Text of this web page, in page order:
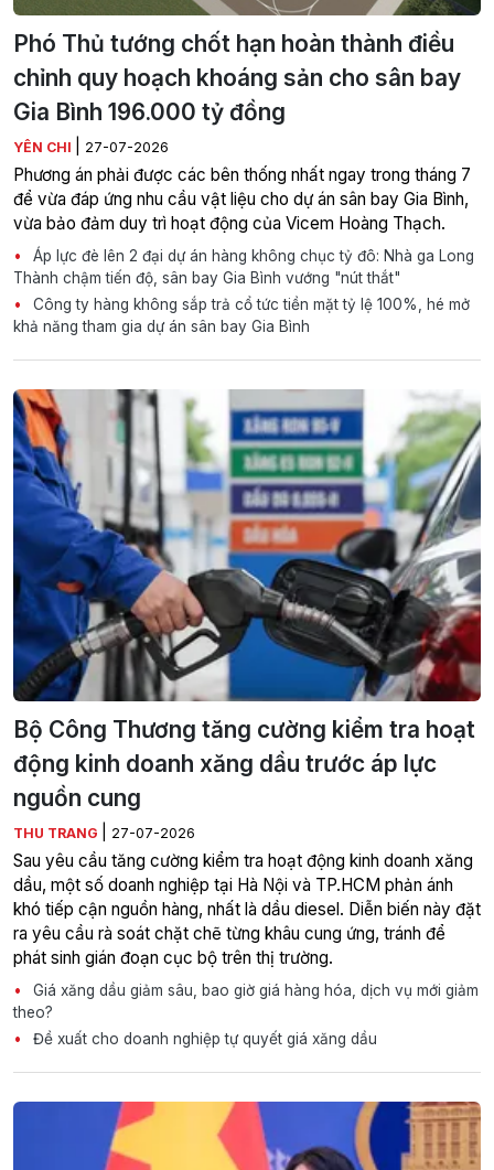
Phó Thủ tướng chốt hạn hoàn thành điều
chỉnh quy hoạch khoáng sản cho sân bay
Gia Bình 196.000 tỷ đồng
YÊN CHI 27-07-2026
Phương án phải được các bên thống nhất ngay trong tháng 7
để vừa đáp ứng nhu cầu vật liệu cho dự án sân bay Gia Bình,
vừa bảo đảm duy trì hoạt động của Vicem Hoàng Thạch.
Áp lực đè lên 2 đại dự án hàng không chục tỷ đô: Nhà ga Long
Thành chậm tiến độ, sân bay Gia Bình vướng "nút thắt"
Công ty hàng không sắp trả cổ tức tiền mặt tỷ lệ 100%, hé mở
khả năng tham gia dự án sân bay Gia Bình
Bộ Công Thương tăng cường kiểm tra hoạt
động kinh doanh xăng dầu trước áp lực
nguồn cung
THU TRANG 27-07-2026
Sau yêu cầu tăng cường kiểm tra hoạt động kinh doanh xăng
dầu, một số doanh nghiệp tại Hà Nội và TP.HCM phản ánh
khó tiếp cận nguồn hàng, nhất là dầu diesel. Diễn biến này đặt
ra yêu cầu rà soát chặt chẽ từng khâu cung ứng, tránh để
phát sinh gián đoạn cục bộ trên thị trường.
Giá xăng dầu giảm sâu, bao giờ giá hàng hóa, dịch vụ mới giảm
theo?
Đề xuất cho doanh nghiệp tự quyết giá xăng dầu